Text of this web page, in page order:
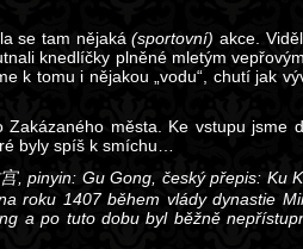
se tam nějaká(sportovní) akce.
knedlíčky plněné mletým
k tomu i nějakou „vodu“, chutí jak
města. Ke vstupu jsme
byly spíš k smíchu…
, pinyin: Gu Gong, český přepis: Ku
roku 1407 během vlády dynastie
a po tuto dobu byl běžně